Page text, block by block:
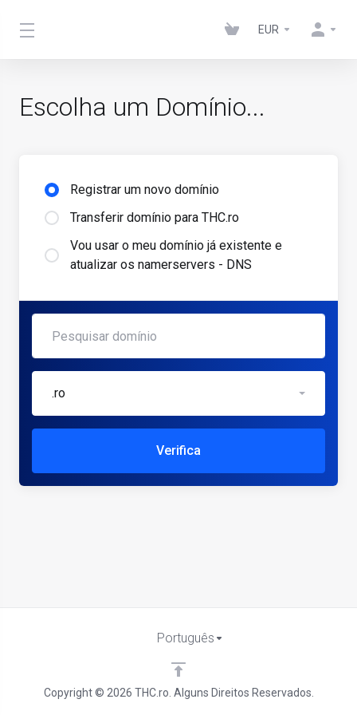
EUR
Escolha um Domínio...
Registrar um novo domínio
Transferir domínio para THC.ro
Vou usar o meu domínio já existente e
atualizar os namerservers - DNS
.ro
Verifica
Copyright © 2026 THC.ro. Alguns Direitos Reservados.
Português